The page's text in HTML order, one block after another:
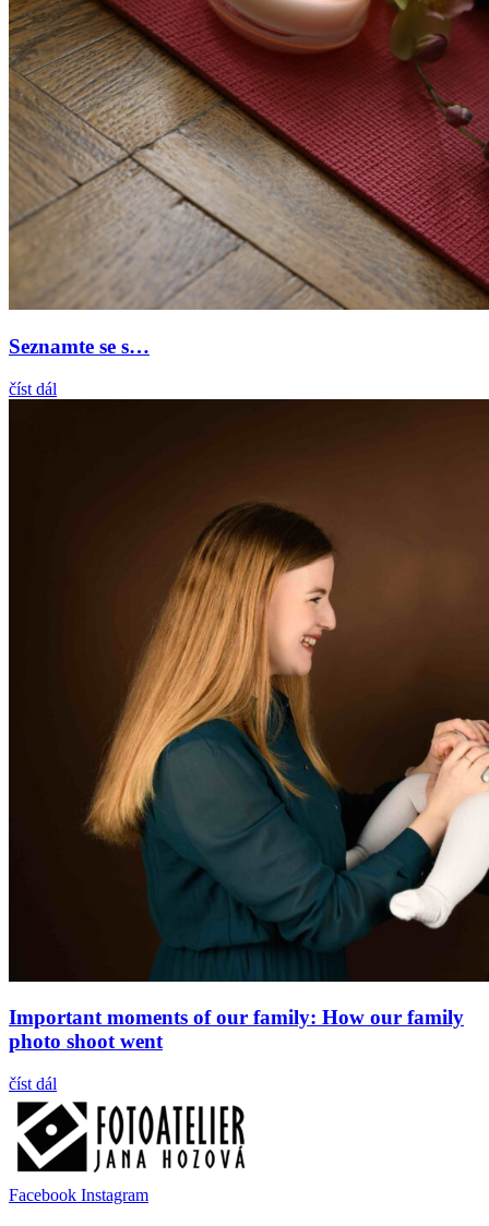
Seznamte se s…
číst dál
Important moments of our family: How our family
photo shoot went
číst dál
Facebook Instagram